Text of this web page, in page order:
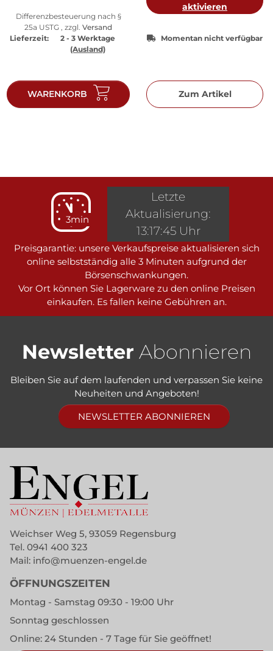
Differenzbesteuerung nach §
25a USTG , zzgl. Versand
Lieferzeit:
2 - 3 Werktage
(Ausland)
WARENKORB
aktivieren
Momentan nicht verfügbar
Zum Artikel
3min
Preisgarantie: unsere Verkaufspreise aktualisieren sich
online selbstständig alle 3 Minuten aufgrund der
Börsenschwankungen.
Vor Ort können Sie Lagerware zu den online Preisen
einkaufen. Es fallen keine Gebühren an.
Letzte
Aktualisierung:
13:17:45 Uhr
Newsletter Abonnieren
Bleiben Sie auf dem laufenden und verpassen Sie keine
Neuheiten und Angeboten!
NEWSLETTER ABONNIEREN
Weichser Weg 5, 93059 Regensburg
Tel. 0941 400 323
Mail: info@muenzen-engel.de
ÖFFNUNGSZEITEN
Montag - Samstag 09:30 - 19:00 Uhr
Sonntag geschlossen
Online: 24 Stunden - 7 Tage für Sie geöffnet!